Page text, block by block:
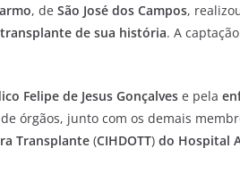
, de São José dos Campos,
de sua história. A
Felipe de Jesus Gonçalves e pela
órgãos, junto com os demais
Transplante (CIHDOTT) do Hospital